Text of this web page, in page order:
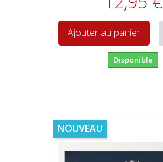
Ajouter au panier
Disponible
NOUVEAU